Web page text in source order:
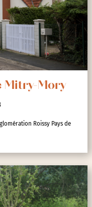
Mitry-Mory
Roissy Pays de